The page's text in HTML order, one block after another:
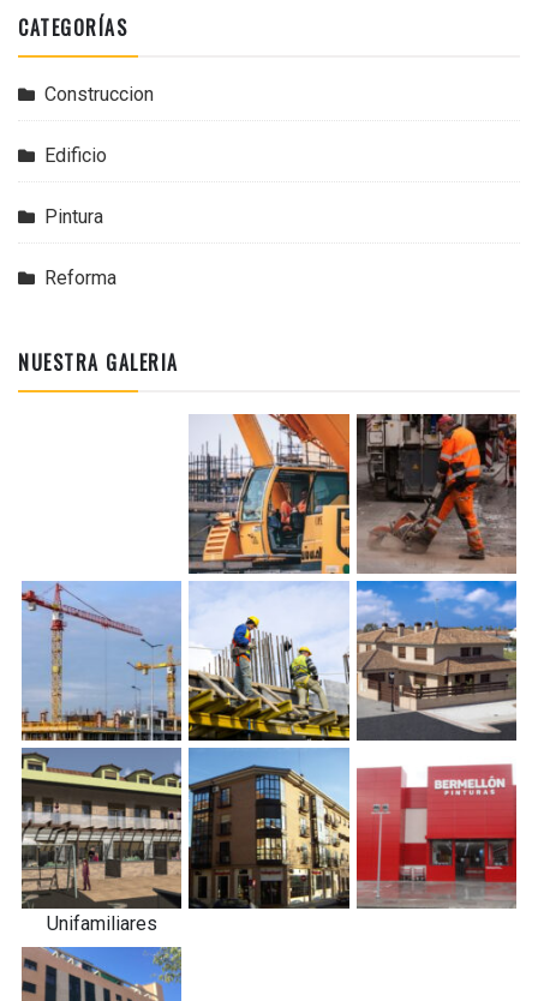
CATEGORÍAS
Construccion
Edificio
Pintura
Reforma
NUESTRA GALERIA
Unifamiliares